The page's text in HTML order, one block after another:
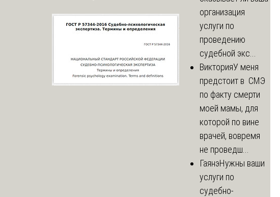
организация
услуги по
проведению
судебной экс...
ВикторияУ меня
предстоит в СМЭ
по факту смерти
моей мамы, для
которой по вине
врачей, вовремя
не проведш...
ГаянэНужны ваши
услуги по
судебно-